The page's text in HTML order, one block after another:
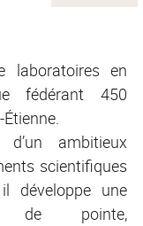
laboratoires en
fédérant 450
ambitieux
scientifiques
développe une
de pointe,